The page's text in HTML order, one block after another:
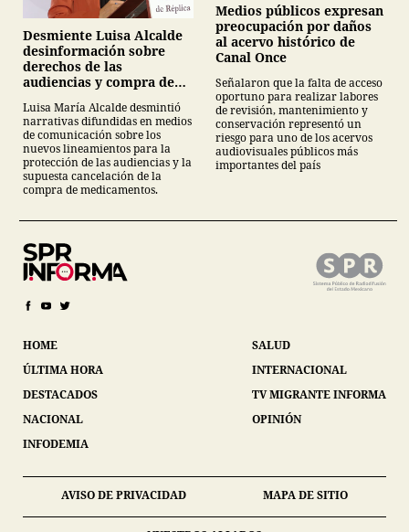
Desmiente Luisa Alcalde
desinformación sobre
derechos de las
audiencias y compra de
Luisa María Alcalde desmintió
narrativas difundidas en medios
de comunicación sobre los
nuevos lineamientos para la
protección de las audiencias y la
supuesta cancelación de la
compra de medicamentos.
Medios públicos expresan
preocupación por daños
al acervo histórico de
Canal Once
Señalaron que la falta de acceso
oportuno para realizar labores
de revisión, mantenimiento y
conservación representó un
riesgo para uno de los acervos
audiovisuales públicos más
importantes del país
HOME
ÚLTIMA HORA
DESTACADOS
NACIONAL
INFODEMIA
SALUD
INTERNACIONAL
TV MIGRANTE INFORMA
OPINIÓN
AVISO DE PRIVACIDAD MAPA DE SITIO